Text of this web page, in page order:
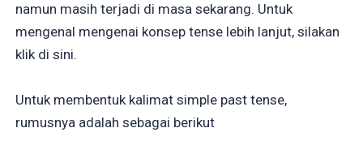
namun masih terjadi di masa sekarang. Untuk
mengenal mengenai konsep tense lebih lanjut, silakan
klik di sini.
Untuk membentuk kalimat simple past tense,
rumusnya adalah sebagai berikut